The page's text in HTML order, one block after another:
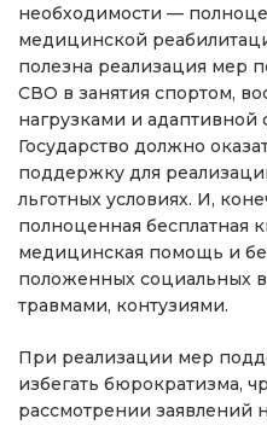
необходимости —
медицинской
полезна реализация мер
СВО в занятия спортом,
нагрузками и адаптивной
Государство должно
поддержку для
льготных условиях. И,
полноценная бесплатная
медицинская помощь и
положенных социальных
травмами, контузиями.
При реализации мер
избегать бюрократизма,
рассмотрении заявлений